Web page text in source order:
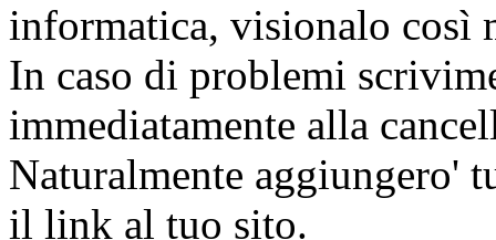
informatica, visionalo così
In caso di problemi
immediatamente alla
Naturalmente aggiungero'
il link al tuo sito.